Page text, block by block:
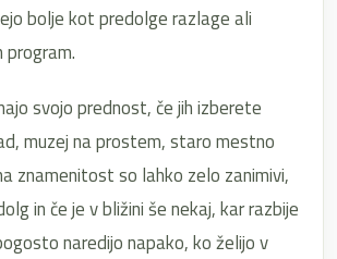
bolje kot predolge razlage ali
svojo prednost, če jih izberete
muzej na prostem, staro mestno
znamenitost so lahko zelo zanimivi,
in če je v bližini še nekaj, kar razbije
naredijo napako, ko želijo v